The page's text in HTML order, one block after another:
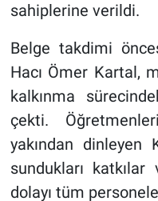
sahiplerine verildi.
Belge takdimi
Hacı Ömer Kartal,
kalkınma
çekti.
yakından dinleyen
sundukları
dolayı tüm